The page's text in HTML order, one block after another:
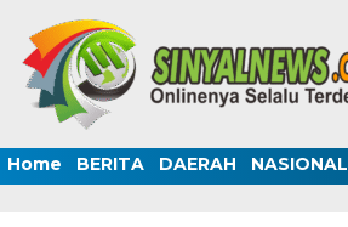
Home BERITA DAERAH NASIONAL